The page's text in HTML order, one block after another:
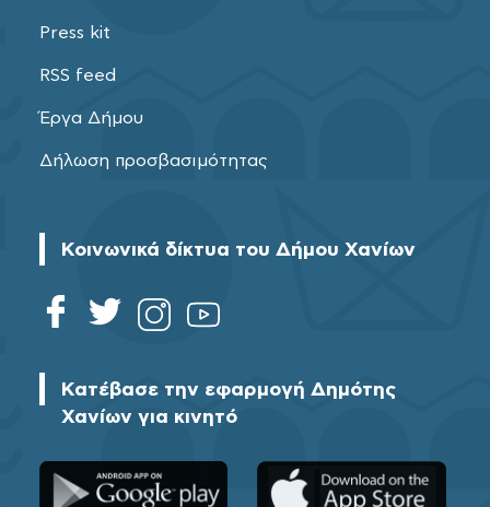
Press kit
RSS feed
Έργα Δήμου
Δήλωση προσβασιμότητας
Κοινωνικά δίκτυα του Δήμου Χανίων
Κατέβασε την εφαρμογή Δημότης
Χανίων για κινητό